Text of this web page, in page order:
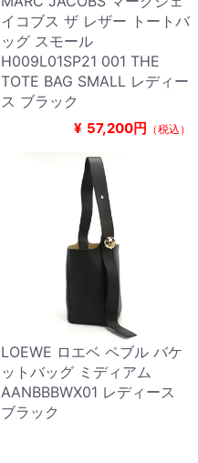
イコブス ザ レザー トートバ
ッグ スモール
H009L01SP21 001 THE
TOTE BAG SMALL レディー
ス ブラック
¥ 57,200円 （税込）
LOEWE ロエベ ペブル バケ
ットバッグ ミディアム
AANBBBWX01 レディース
ブラック